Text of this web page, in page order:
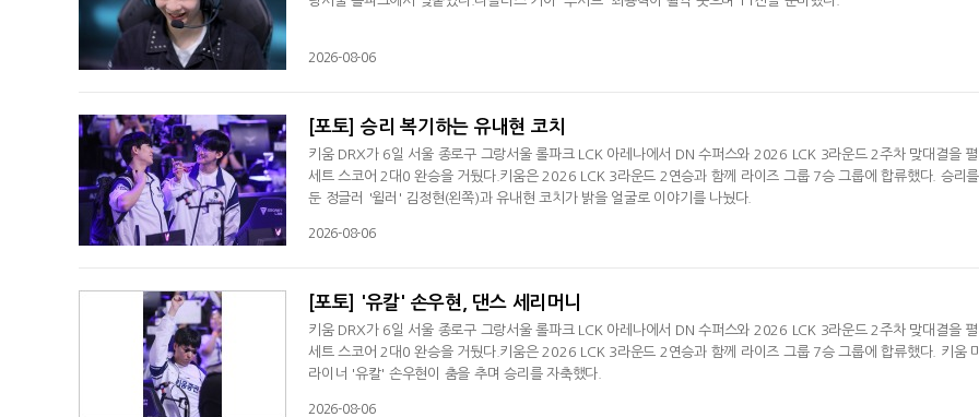
2026-08-06
[포토] 승리 복기하는 유내현 코치
키움 DRX가 6일 서울 종로구 그랑서울 롤파크 LCK 아레나에서 DN 수퍼스와 2026 LCK 3라운드 2주차 맞대결을 펼
세트 스코어 2대0 완승을 거뒀다.키움은 2026 LCK 3라운드 2연승과 함께 라이즈 그룹 7승 그룹에 합류했다. 승리
둔 정글러 '윌러' 김정현(왼쪽)과 유내현 코치가 밝을 얼굴로 이야기를 나눴다.
2026-08-06
[포토] '유칼' 손우현, 댄스 세리머니
키움 DRX가 6일 서울 종로구 그랑서울 롤파크 LCK 아레나에서 DN 수퍼스와 2026 LCK 3라운드 2주차 맞대결을 펼
세트 스코어 2대0 완승을 거뒀다.키움은 2026 LCK 3라운드 2연승과 함께 라이즈 그룹 7승 그룹에 합류했다. 키움
라이너 '유칼' 손우현이 춤을 추며 승리를 자축했다.
2026-08-06